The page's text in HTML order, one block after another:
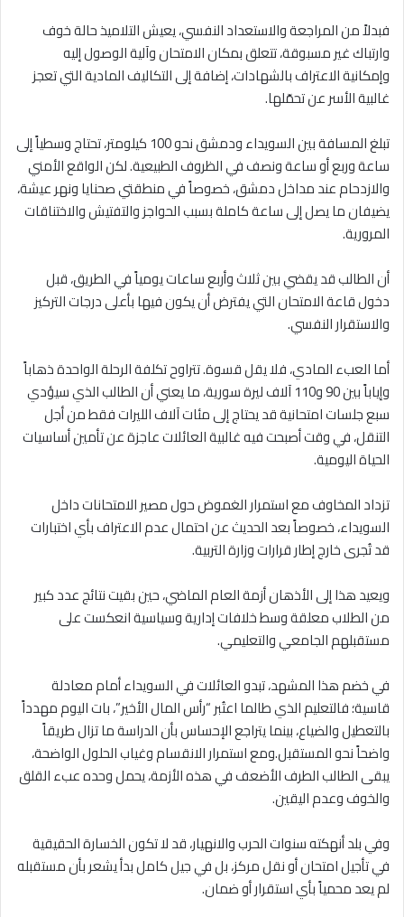
فبدلاً من المراجعة والاستعداد النفسي، يعيش التلاميذ حالة خوف
وارتباك غير مسبوقة، تتعلق بمكان الامتحان وآلية الوصول إليه
وإمكانية الاعتراف بالشهادات، إضافة إلى التكاليف المادية التي تعجز
غالبية الأسر عن تحمّلها.
تبلغ المسافة بين السويداء ودمشق نحو 100 كيلومتر، تحتاج وسطياً إلى
ساعة وربع أو ساعة ونصف في الظروف الطبيعية. لكن الواقع الأمني
والازدحام عند مداخل دمشق، خصوصاً في منطقتي صحنايا ونهر عيشة،
يضيفان ما يصل إلى ساعة كاملة بسبب الحواجز والتفتيش والاختناقات
المرورية.
أن الطالب قد يقضي بين ثلاث وأربع ساعات يومياً في الطريق، قبل
دخول قاعة الامتحان التي يفترض أن يكون فيها بأعلى درجات التركيز
والاستقرار النفسي.
أما العبء المادي، فلا يقل قسوة. تتراوح تكلفة الرحلة الواحدة ذهاباً
وإياباً بين 90 و110 آلاف ليرة سورية، ما يعني أن الطالب الذي سيؤدي
سبع جلسات امتحانية قد يحتاج إلى مئات آلاف الليرات فقط من أجل
التنقل، في وقت أصبحت فيه غالبية العائلات عاجزة عن تأمين أساسيات
الحياة اليومية.
تزداد المخاوف مع استمرار الغموض حول مصير الامتحانات داخل
السويداء، خصوصاً بعد الحديث عن احتمال عدم الاعتراف بأي اختبارات
قد تُجرى خارج إطار قرارات وزارة التربية.
ويعيد هذا إلى الأذهان أزمة العام الماضي، حين بقيت نتائج عدد كبير
من الطلاب معلقة وسط خلافات إدارية وسياسية انعكست على
مستقبلهم الجامعي والتعليمي.
في خضم هذا المشهد، تبدو العائلات في السويداء أمام معادلة
قاسية؛ فالتعليم الذي طالما اعتُبر “رأس المال الأخير”، بات اليوم مهدداً
بالتعطيل والضياع، بينما يتراجع الإحساس بأن الدراسة ما تزال طريقاً
واضحاً نحو المستقبل.ومع استمرار الانقسام وغياب الحلول الواضحة،
يبقى الطالب الطرف الأضعف في هذه الأزمة، يحمل وحده عبء القلق
والخوف وعدم اليقين.
وفي بلد أنهكته سنوات الحرب والانهيار، قد لا تكون الخسارة الحقيقية
في تأجيل امتحان أو نقل مركز، بل في جيل كامل بدأ يشعر بأن مستقبله
لم يعد محمياً بأي استقرار أو ضمان.